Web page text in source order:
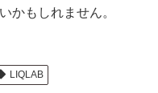
かもしれません。
LIQLAB